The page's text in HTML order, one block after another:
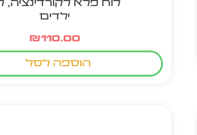
ילדים
₪110.00
הוספה לסל